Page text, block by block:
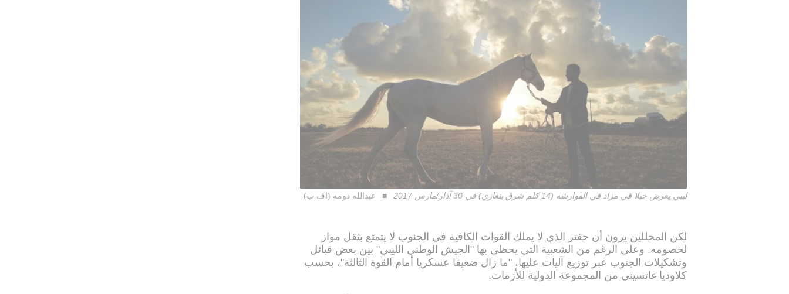
ليبي يعرض خيلا في مزاد في القوارشه (14 كلم شرق بنغازي) في 30 آذار/مارس 2017 عبدالله دومه (اف ب)
لكن المحللين يرون أن حفتر الذي لا يملك القوات الكافية في الجنوب لا يتمتع بثقل مواز
لخصومه. وعلى الرغم من الشعبية التي يحظى بها "الجيش الوطني الليبي" بين بعض قبائل
وتشكيلات الجنوب عبر توزيع آليات عليها، "ما زال ضعيفا عسكريا أمام القوة الثالثة"، بحسب
كلاوديا غاتسيني من المجموعة الدولية للأزمات.